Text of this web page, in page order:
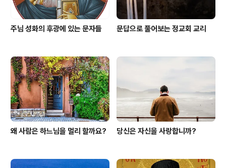
주님 성화의 후광에 있는 문자들 문답으로 풀어보는 정교회 교리
왜 사람은 하느님을 멀리 할까요? 당신은 자신을 사랑합니까?